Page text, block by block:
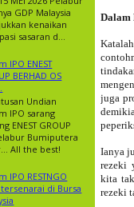
GDP Malaysia
kenaikan
sasaran d...
IPO ENEST
BERHAD OS
Undian
IPO sarang
ENEST GROUP
Bumiputera
All the best!
IPO RESTNGO
di Bursa
Dalam
juga
Ianya
rezeki
kita
rezeki